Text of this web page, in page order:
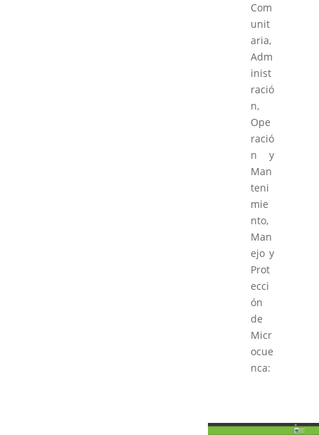
Com
unit
aria,
Adm
inist
ració
n,
Ope
ració
n y
Man
teni
mie
nto,
Man
ejo y
Prot
ecci
ón
de
Micr
ocue
nca: